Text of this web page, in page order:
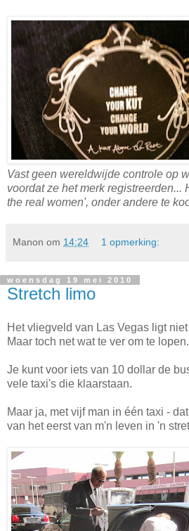
Vast geen wereldwijde controle op
voordat ze het merk registreerden...
the real women', onder andere te
Manon om 14:24 1 opmerking:
woensdag 19 mei 2010
Stretch limo
Het vliegveld van Las Vegas ligt
Maar toch net wat te ver om te lopen.
Je kunt voor iets van 10 dollar de
vele taxi's die klaarstaan.
Maar ja, met vijf man in één taxi -
van het eerst van m'n leven in 'n